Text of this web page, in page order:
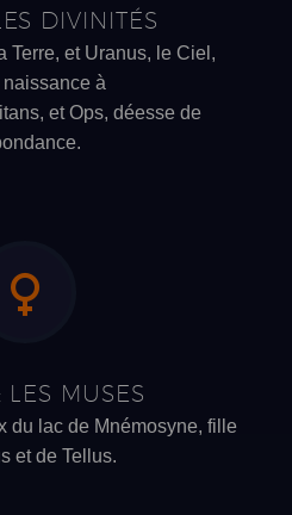
DIVINITÉS
Terre, et Uranus, le Ciel,
à
et Ops, déesse de
LES MUSES
du lac de Mnémosyne, fille
et de Tellus.